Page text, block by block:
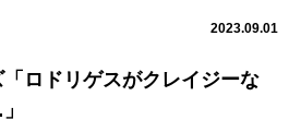
2023.09.01
ロドリゲスがクレイジーな